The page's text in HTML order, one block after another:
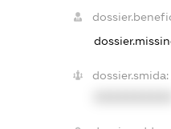
dossier.smida: